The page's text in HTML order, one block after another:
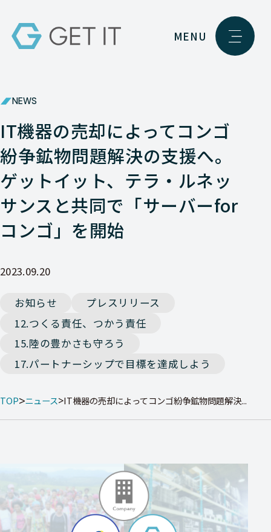
MENU
NEWS
IT機器の売却によってコンゴ
紛争鉱物問題解決の支援へ。
ゲットイット、テラ・ルネッ
サンスと共同で「サーバーfor
コンゴ」を開始
2023.09.20
お知らせ
プレスリリース
12.つくる責任、つかう責任
15.陸の豊かさも守ろう
17.パートナーシップで目標を達成しよう
TOP ニュース IT機器の売却によってコンゴ紛争鉱物問題解決...